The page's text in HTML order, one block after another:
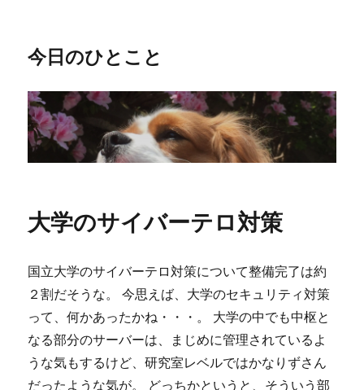
今日のひとこと
大学のサイバーテロ対策
国立大学のサイバーテロ対策について整備完了は約
２割だそうな。 今思えば、大学のセキュリティ対策
って、何かあったかね・・・。 大学の中でも中枢と
なる部分のサーバーは、まじめに管理されているよ
うな気もするけど、研究室レベルではかなりずさん
だったような気が。 どっちかというと、そういう部